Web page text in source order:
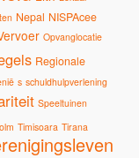
Nepal NISPAcee
Opvanglocatie
Regionale
s schuldhulpverlening
Speeltuinen
Timisoara Tirana